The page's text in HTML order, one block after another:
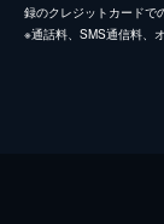
録のクレジットカードで
※通話料、SMS通信料、